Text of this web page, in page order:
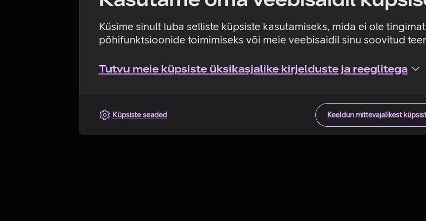
Küsime sinult luba selliste küpsiste kasutamiseks, mida ei ole
põhifunktsioonide toimimiseks või meie veebisaidil sinu soovitud
Tutvu meie küpsiste üksikasjalike kirjelduste ja reeglitega
Keeldun mittevajalikest
Küpsiste seaded